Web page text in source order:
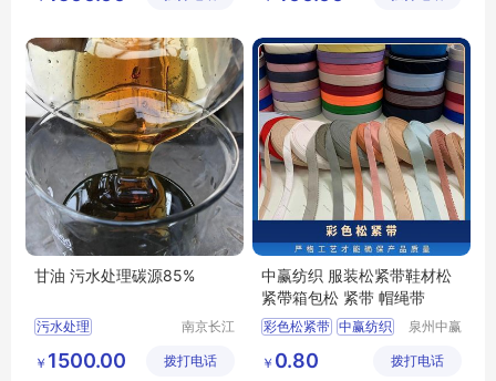
甘油 污水处理碳源85%
污水处理
污水处理行情
南京长江
科技有限
￥ 1500.00 拨打电话
中赢纺织 服装松紧带鞋材松
紧帶箱包松 紧带 帽绳带
彩色松紧带 中赢纺织
彩色针织松紧带
泉州中赢
有限公司
￥ 0.80 拨打电话